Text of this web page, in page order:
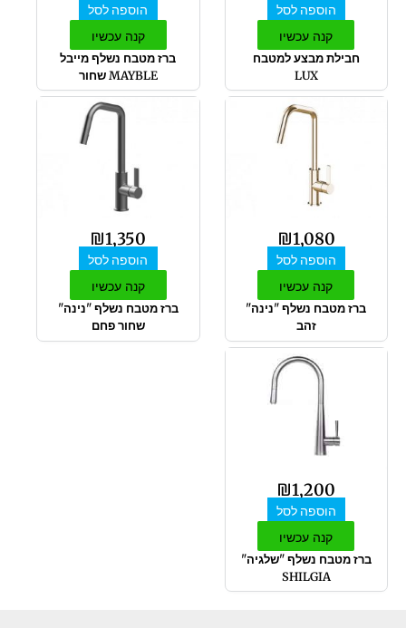
הוספה לסל
קנה עכשיו
חבילת מבצע למטבח
LUX
הוספה לסל
קנה עכשיו
ברז מטבח נשלף מייבל
MAYBLE שחור
₪1,080
הוספה לסל
קנה עכשיו
ברז מטבח נשלף "נינה"
זהב
₪1,350
הוספה לסל
קנה עכשיו
ברז מטבח נשלף "נינה"
שחור פחם
₪1,200
הוספה לסל
קנה עכשיו
ברז מטבח נשלף "שלגיה"
SHILGIA